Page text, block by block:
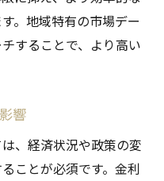
。地域特有の市場デー
することで、より高い
響
、経済状況や政策の変
ことが必須です。金利